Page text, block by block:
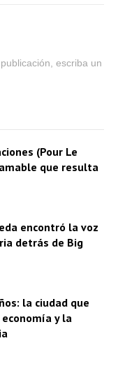
escriba un
(Pour Le
que resulta
encontró la voz
detrás de Big
la ciudad que
y la